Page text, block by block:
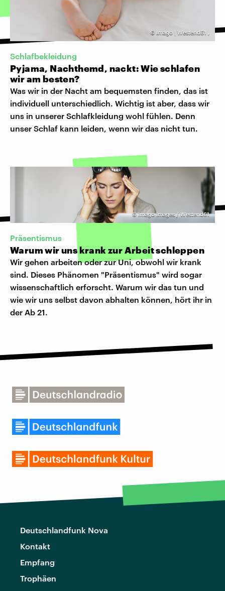
© Imago | Westend61 ,
Schlafbekleidung
Pyjama, Nachthemd, nackt: Wie schlafen
wir am besten?
Was wir in der Nacht am bequemsten finden, das ist
individuell unterschiedlich. Wichtig ist aber, dass wir
uns in unserer Schlafkleidung wohl fühlen. Denn
unser Schlaf kann leiden, wenn wir das nicht tun.
©imago images / Westend61
Präsentismus
Warum wir uns krank zur Arbeit schleppen
Wir gehen arbeiten oder zur Uni, obwohl wir krank
sind. Dieses Phänomen "Präsentismus" wird sogar
wissenschaftlich erforscht. Warum wir das tun und
wie wir uns selbst davon abhalten können, hört ihr in
der Ab 21.
Deutschlandfunk Nova
Kontakt
Empfang
Trophäen